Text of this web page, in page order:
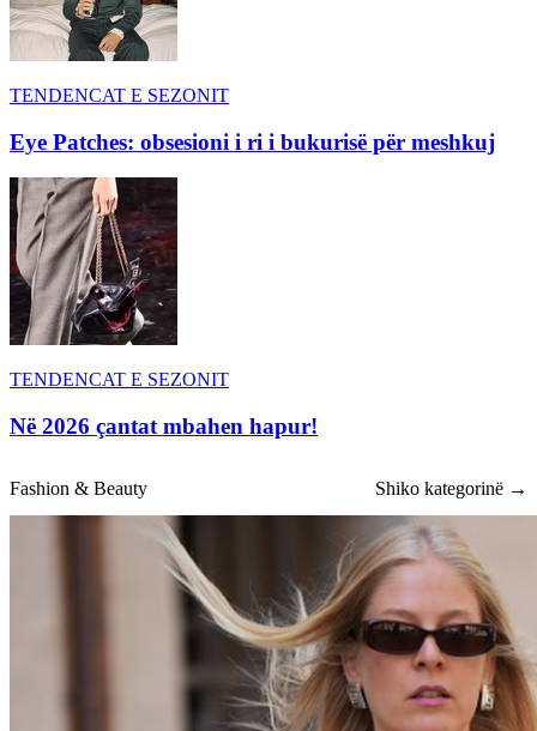
TENDENCAT E SEZONIT
Eye Patches: obsesioni i ri i bukurisë për meshkuj
TENDENCAT E SEZONIT
Në 2026 çantat mbahen hapur!
Fashion & Beauty Shiko kategorinë →